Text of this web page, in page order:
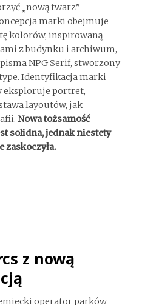
„nową twarz”
marki obejmuje
kolorów, inspirowaną
z budynku i archiwum,
NPG Serif, stworzony
Identyfikacja marki
eksploruje portret,
layoutów, jak
Nowa tożsamość
solidna, jednak niestety
zaskoczyła.
z nową
operator parków